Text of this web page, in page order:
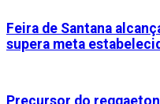
Feira de Santana
supera meta
Precursor do